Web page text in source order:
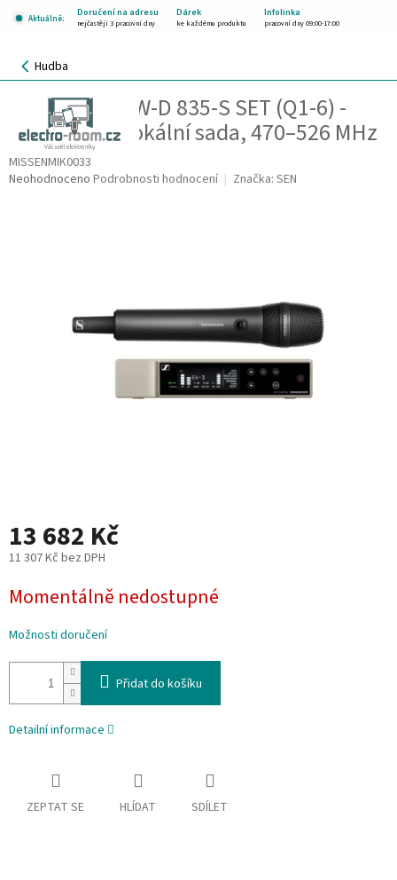
Aktuálně:
Doručení na adresu Dárek Infolinka
nejčastěji 3 pracovní dny ke každému produktu pracovní dny 09:00-17:00
KOŠÍK
Hudba
Sennheiser EW-D 835-S SET (Q1-6) -
bezdrátová vokální sada, 470–526 MHz
MISSENMIK0033
Průměrné
Neohodnoceno Podrobnosti hodnocení Značka: SEN
13 682 Kč
11 307 Kč bez DPH
cena:
Momentálně nedostupné
Možnosti doručení
Přidat do košíku
Detailní informace
ZEPTAT SE HLÍDAT SDÍLET